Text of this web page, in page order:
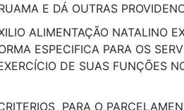
E DÁ OUTRAS
ALIMENTAÇÃO NATALINO
ESPECIFICA PARA OS
DE SUAS FUNÇÕES
PARA O